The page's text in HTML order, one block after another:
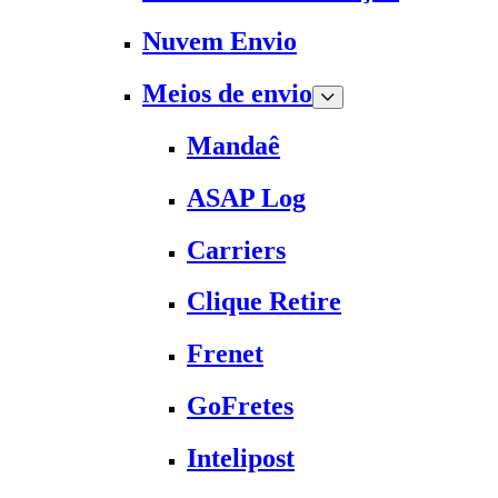
Nuvem Envio
Meios de envio
Mandaê
ASAP Log
Carriers
Clique Retire
Frenet
GoFretes
Intelipost